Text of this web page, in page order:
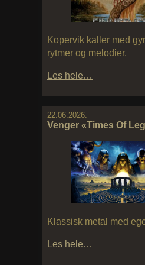
Kopervik kaller med
rytmer og melodier.
Les hele…
22.06.2026:
Venger «Times Of
Klassisk metal med
Les hele…